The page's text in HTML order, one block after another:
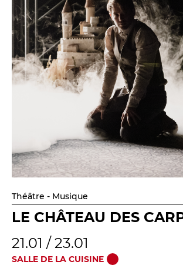
Théâtre - Musique
LE CHÂTEAU DES
21.01 / 23.01
SALLE DE LA CUISINE